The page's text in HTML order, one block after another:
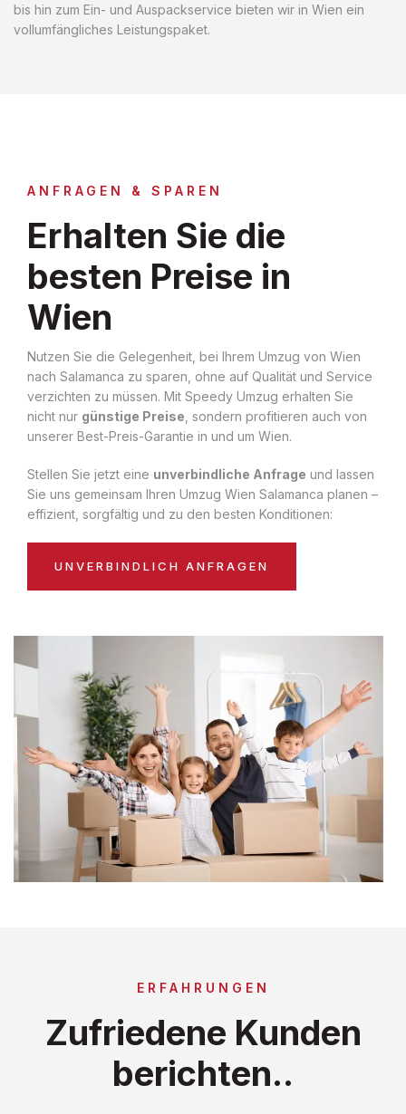
bis hin zum Ein- und Auspackservice bieten wir in Wien ein
vollumfängliches Leistungspaket.
ANFRAGEN & SPAREN
Erhalten Sie die
besten Preise in
Wien
Nutzen Sie die Gelegenheit, bei Ihrem Umzug von Wien
nach Salamanca zu sparen, ohne auf Qualität und Service
verzichten zu müssen. Mit Speedy Umzug erhalten Sie
nicht nur günstige Preise , sondern profitieren auch von
unserer Best-Preis-Garantie in und um Wien.
Stellen Sie jetzt eine unverbindliche Anfrage und lassen
Sie uns gemeinsam Ihren Umzug Wien Salamanca planen –
effizient, sorgfältig und zu den besten Konditionen:
UNVERBINDLICH ANFRAGEN
ERFAHRUNGEN
Zufriedene Kunden
berichten..